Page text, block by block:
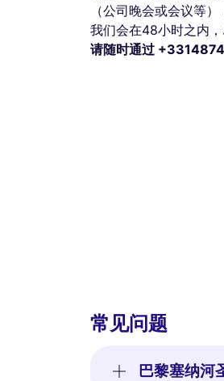
（公司晚会或会议等
我们会在48小时之内，
请随时通过
常见问题
巴黎塞纳